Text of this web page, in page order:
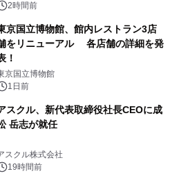
2時間前
京国立博物館、館内レストラン3店
をリニューアル 各店舗の詳細を発
！
京国立博物館
1日前
スクル、新代表取締役社長CEOに成
岳志が就任
スクル株式会社
19時間前